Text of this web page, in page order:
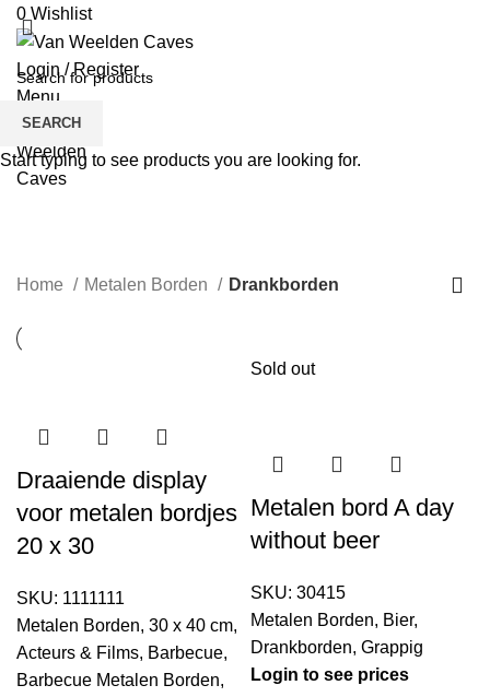
0 Wishlist
Login / Register
Menu
Home Metalen Borden Drankborden
Draaiende display
voor metalen bordjes
20 x 30
SKU: 1111111
Metalen Borden, 30 x 40 cm,
Acteurs & Films, Barbecue,
Barbecue Metalen Borden,
Sold out
Metalen bord A day
without beer
SKU: 30415
Metalen Borden, Bier,
Drankborden, Grappig
Login to see prices
SEARCH
Start typing to see products you are looking for.